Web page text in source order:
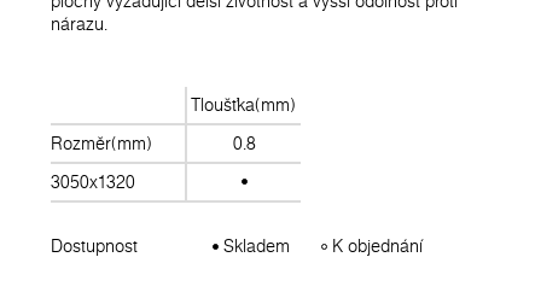
nárazu.
Tloušťka(mm)
Rozměr(mm)
0.8
3050x1320
Dostupnost Skladem K objednání